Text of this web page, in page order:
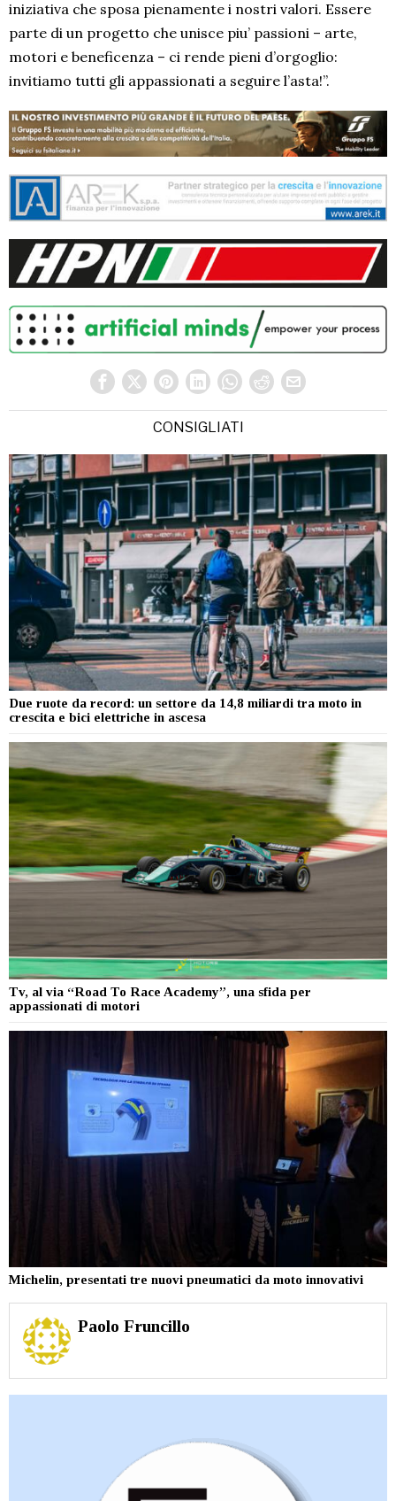
iniziativa che sposa pienamente i nostri valori. Essere
parte di un progetto che unisce piu’ passioni – arte,
motori e beneficenza – ci rende pieni d’orgoglio:
invitiamo tutti gli appassionati a seguire l’asta!”.
CONSIGLIATI
Due ruote da record: un settore da 14,8 miliardi tra moto in
crescita e bici elettriche in ascesa
Tv, al via “Road To Race Academy”, una sfida per
appassionati di motori
Michelin, presentati tre nuovi pneumatici da moto innovativi
Paolo Fruncillo